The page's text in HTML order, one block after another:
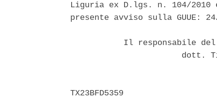
Liguria ex D.lgs. n. 104/
presente avviso sulla GUUE:
Il responsabile
dott.